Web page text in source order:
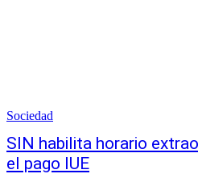
Sociedad
SIN habilita horario
el pago IUE